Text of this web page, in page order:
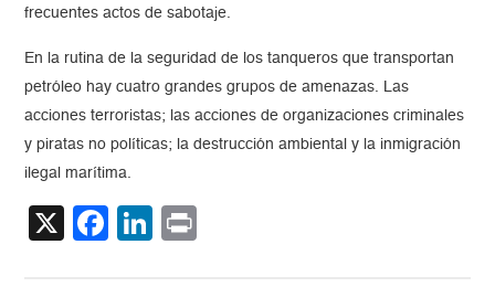
frecuentes actos de sabotaje.
En la rutina de la seguridad de los tanqueros que transportan
petróleo hay cuatro grandes grupos de amenazas. Las
acciones terroristas; las acciones de organizaciones criminales
y piratas no políticas; la destrucción ambiental y la inmigración
ilegal marítima.
X Facebook
LinkedIn